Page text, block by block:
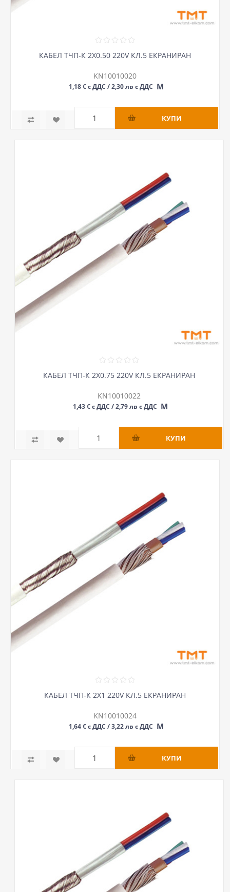
КАБЕЛ ТЧП-К 2Х0.50 220V КЛ.5 ЕКРАНИРАН
KN10010020
1,18 € с ДДС / 2,30 лв с ДДС М
КАБЕЛ ТЧП-К 2Х0.75 220V КЛ.5 ЕКРАНИРАН
KN10010022
1,43 € с ДДС / 2,79 лв с ДДС М
КАБЕЛ ТЧП-К 2Х1 220V КЛ.5 ЕКРАНИРАН
KN10010024
1,64 € с ДДС / 3,22 лв с ДДС М